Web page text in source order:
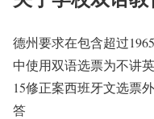
德州要求在包含超过
中使用双语选票为不讲
15修正案西班牙文选票
答